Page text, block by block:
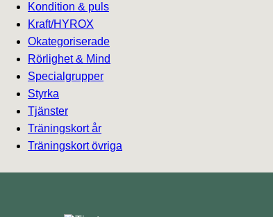
Kondition & puls
Kraft/HYROX
Okategoriserade
Rörlighet & Mind
Specialgrupper
Styrka
Tjänster
Träningskort år
Träningskort övriga